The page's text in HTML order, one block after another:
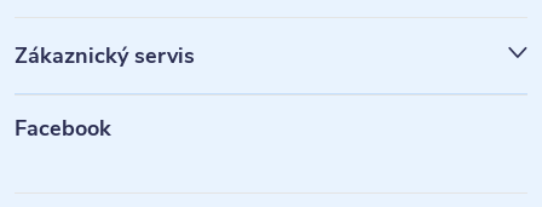
p
aZákaznický servis
Facebook